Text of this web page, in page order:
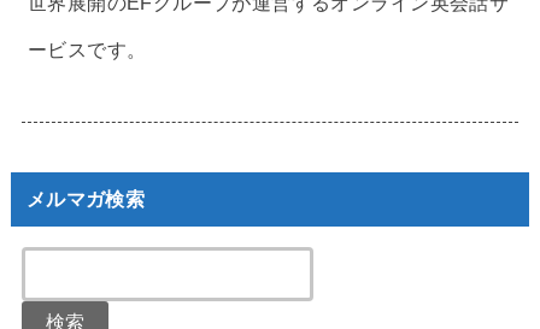
ービスです。
メルマガ検索